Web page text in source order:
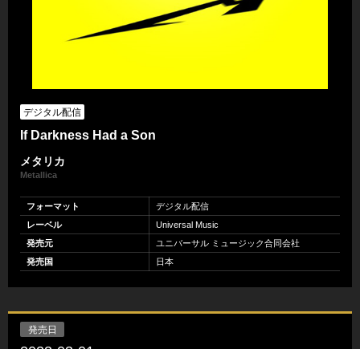
デジタル配信
If Darkness Had a Son
メタリカ
Metallica
フォーマット
デジタル配信
レーベル
Universal Music
発売元
ユニバーサル ミュージック合同会社
発売国
日本
発売日